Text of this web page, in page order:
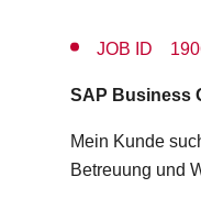
JOB ID
SAP Business
Mein Kunde
Betreuung und